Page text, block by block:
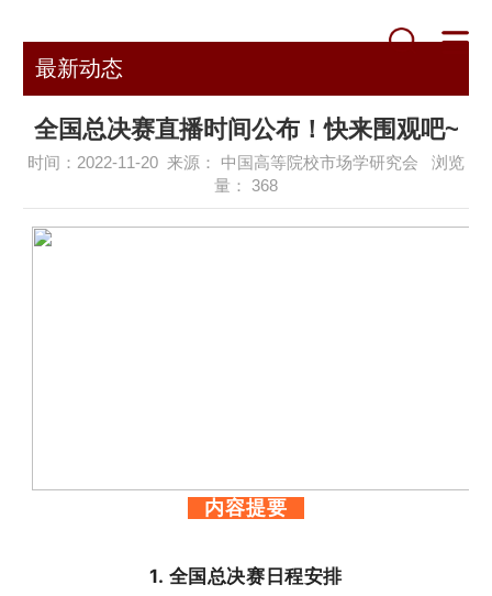
最新动态
全国总决赛直播时间公布！快来围观吧~
时间：2022-11-20 来源： 中国高等院校市场学研究会 浏览
量： 368
内容提要
1. 全国总决赛日程安排